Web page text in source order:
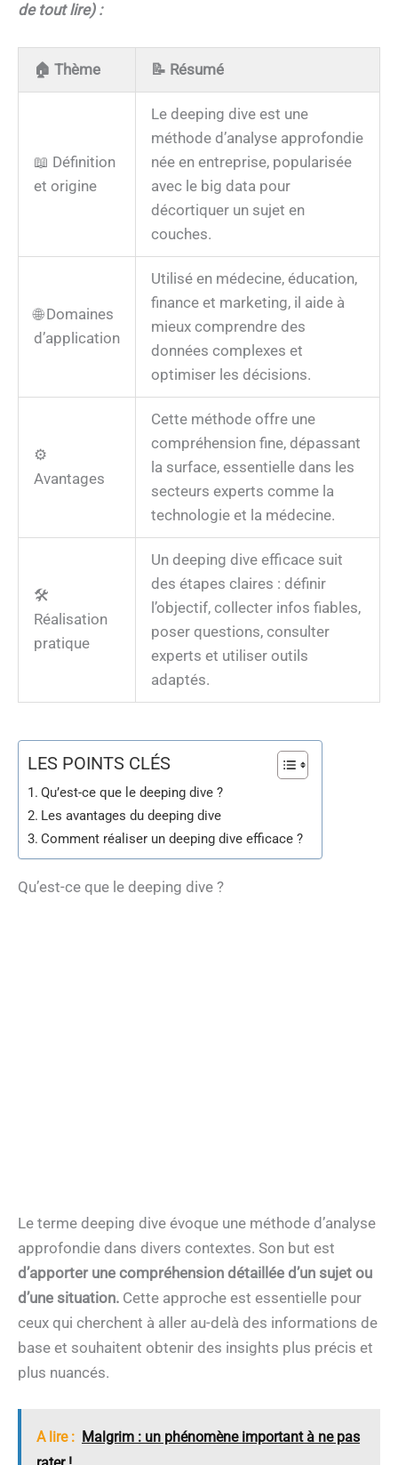
de tout lire) :
🏠 Thème 📝 Résumé
📖 Définition
et origine
Le deeping dive est une
méthode d’analyse approfondie
née en entreprise, popularisée
avec le big data pour
décortiquer un sujet en
couches.
🌐 Domaines
d’application
Utilisé en médecine, éducation,
finance et marketing, il aide à
mieux comprendre des
données complexes et
optimiser les décisions.
⚙️
Avantages
Cette méthode offre une
compréhension fine, dépassant
la surface, essentielle dans les
secteurs experts comme la
technologie et la médecine.
🛠️
Réalisation
pratique
Un deeping dive efficace suit
des étapes claires : définir
l’objectif, collecter infos fiables,
poser questions, consulter
experts et utiliser outils
adaptés.
LES POINTS CLÉS
Qu’est-ce que le deeping dive ?
Les avantages du deeping dive
Comment réaliser un deeping dive efficace ?
Qu’est-ce que le deeping dive ?
Le terme deeping dive évoque une méthode d’analyse
approfondie dans divers contextes. Son but est
d’apporter une compréhension détaillée d’un sujet ou
d’une situation. Cette approche est essentielle pour
ceux qui cherchent à aller au-delà des informations de
base et souhaitent obtenir des insights plus précis et
plus nuancés.
A lire : Malgrim : un phénomène important à ne pas